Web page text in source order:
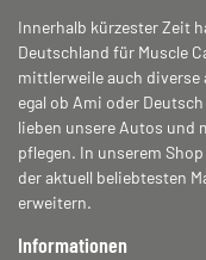
Innerhalb kürzester Zeit
Deutschland für Muscle
mittlerweile auch diverse
egal ob Ami oder
lieben unsere Autos und
pflegen. In unserem
der aktuell beliebtesten
erweitern.
Informationen